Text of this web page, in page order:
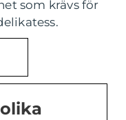
som krävs för